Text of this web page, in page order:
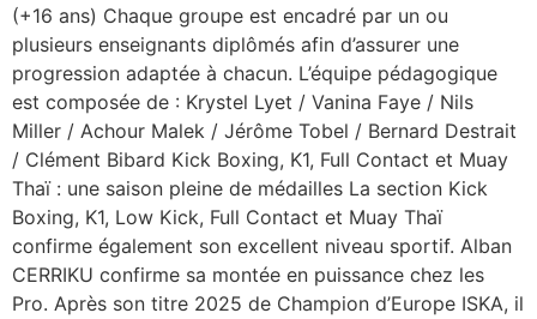
(+16 ans) Chaque groupe est encadré par un ou
plusieurs enseignants diplômés afin d’assurer une
progression adaptée à chacun. L’équipe pédagogique
est composée de : Krystel Lyet / Vanina Faye / Nils
Miller / Achour Malek / Jérôme Tobel / Bernard Destrait
/ Clément Bibard Kick Boxing, K1, Full Contact et Muay
Thaï : une saison pleine de médailles La section Kick
Boxing, K1, Low Kick, Full Contact et Muay Thaï
confirme également son excellent niveau sportif. Alban
CERRIKU confirme sa montée en puissance chez les
Pro. Après son titre 2025 de Champion d’Europe ISKA, il